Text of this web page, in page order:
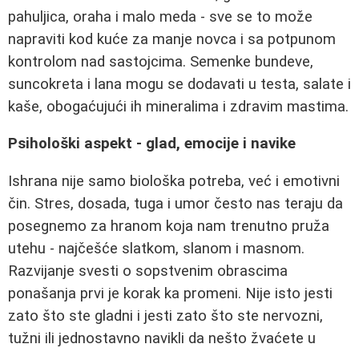
pahuljica, oraha i malo meda - sve se to može
napraviti kod kuće za manje novca i sa potpunom
kontrolom nad sastojcima. Semenke bundeve,
suncokreta i lana mogu se dodavati u testa, salate i
kaše, obogaćujući ih mineralima i zdravim mastima.
Psihološki aspekt - glad, emocije i navike
Ishrana nije samo biološka potreba, već i emotivni
čin. Stres, dosada, tuga i umor često nas teraju da
posegnemo za hranom koja nam trenutno pruža
utehu - najčešće slatkom, slanom i masnom.
Razvijanje svesti o sopstvenim obrascima
ponašanja prvi je korak ka promeni. Nije isto jesti
zato što ste gladni i jesti zato što ste nervozni,
tužni ili jednostavno navikli da nešto žvaćete u